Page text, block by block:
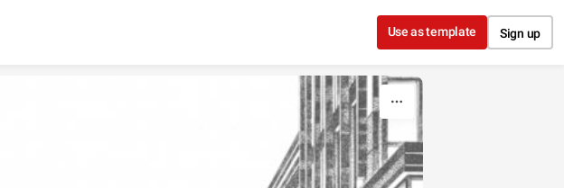
Use as template Sign up